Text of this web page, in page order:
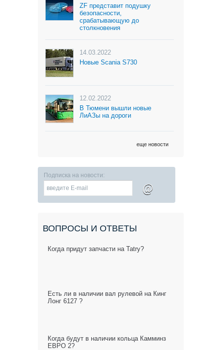
ZF представит подушку
безопасности,
срабатывающую до
столкновения
14.03.2022
Новые Scania S730
12.02.2022
В Тюмени вышли новые
ЛиАЗы на дороги
еще новости
Подписка на новости:
@
ВОПРОСЫ И ОТВЕТЫ
Когда придут запчасти на Tatry?
Есть ли в наличии вал рулевой на Кинг
Лонг 6127 ?
Когда будут в наличии кольца Камминз
ЕВРО 2?